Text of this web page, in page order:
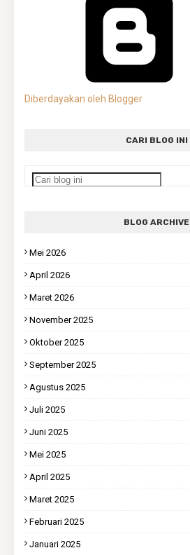
Diberdayakan oleh Blogger
CARI BLOG INI
BLOG ARCHIVE
Mei 2026
April 2026
Maret 2026
November 2025
Oktober 2025
September 2025
Agustus 2025
Juli 2025
Juni 2025
Mei 2025
April 2025
Maret 2025
Februari 2025
Januari 2025